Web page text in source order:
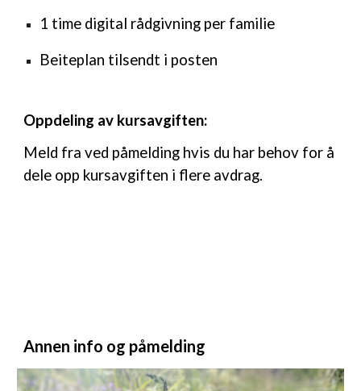
1 time digital rådgivning per familie
Beiteplan tilsendt i posten
Oppdeling av kursavgiften:
Meld fra ved påmelding hvis du har behov for å
dele opp kursavgiften i flere avdrag.
Annen info og påmelding